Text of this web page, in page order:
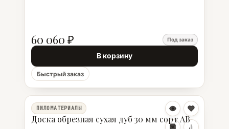
60 060 ₽ Под заказ
В корзину
Быстрый заказ
ПИЛОМАТЕРИАЛЫ
Доска обрезная сухая дуб 30 мм сорт АВ